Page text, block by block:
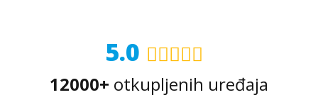
5.0
12000+ otkupljenih uređaja